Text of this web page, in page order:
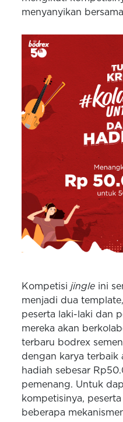
menyanyikan
Kompetisijingle ini
menjadi dua
peserta laki-laki dan
mereka akan
terbaru bodrex
dengan karya terbaik
hadiah sebesar
pemenang. Untuk
kompetisinya,
beberapa